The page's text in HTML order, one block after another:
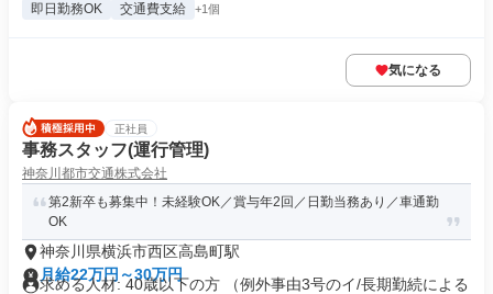
即日勤務OK 交通費支給 +1個
気になる
正社員
事務スタッフ(運行管理)
神奈川都市交通株式会社
第2新卒も募集中！未経験OK／賞与年2回／日勤当務あり／車通勤
OK
神奈川県横浜市西区高島町駅
月給22万円～30万円
求める人材: 40歳以下の方 （例外事由3号のイ/長期勤続による